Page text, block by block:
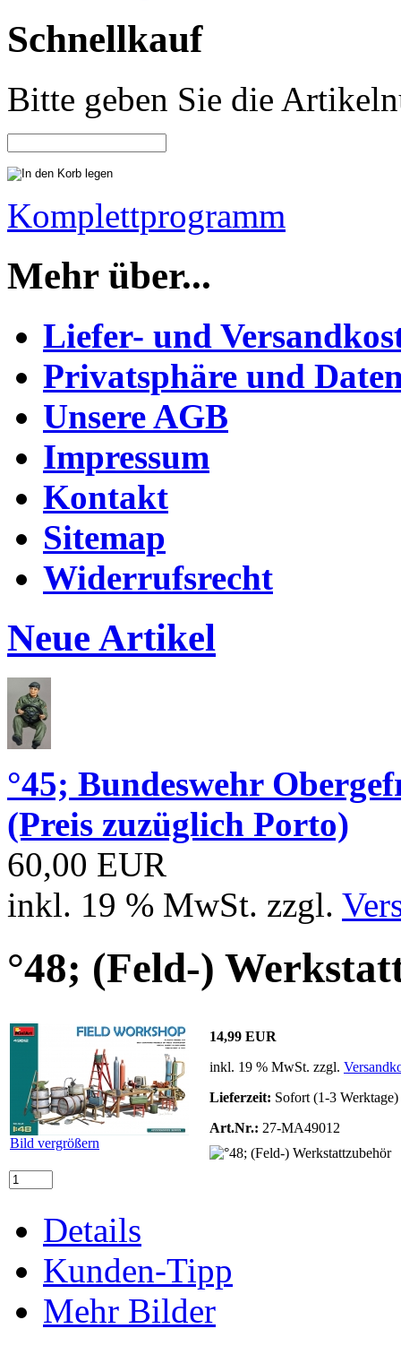
Schnellkauf
Bitte geben Sie die
Komplettprogramm
Mehr über...
Liefer- und
Privatsphäre und
Unsere AGB
Impressum
Kontakt
Sitemap
Widerrufsrecht
Neue Artikel
°45; Bundeswehr
(Preis zuzüglich Porto)
60,00 EUR
inkl. 19 % MwSt. zzgl.
°48; (Feld-)
Bild vergrößern
14,99 EUR
inkl. 19 % MwSt. zzgl.
Lieferzeit: Sofort (1-3 Werktage)
Art.Nr.: 27-MA49012
Details
Kunden-Tipp
Mehr Bilder